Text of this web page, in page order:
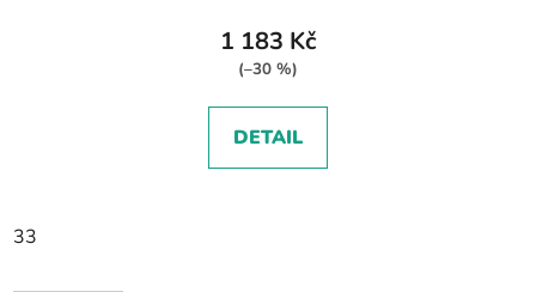
1 183 Kč
(–30 %)
DETAIL
33